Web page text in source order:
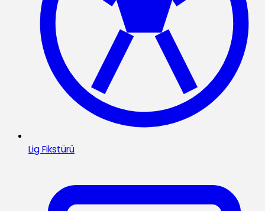
Lig Fikstürü